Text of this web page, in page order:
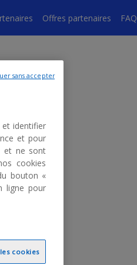
Offres partenaires FAQ
identifier
et pour
et ne sont
cookies
bouton «
ligne pour
cookies
sans accepter